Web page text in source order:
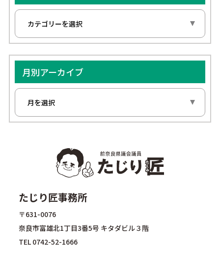
月別アーカイブ
たじり匠事務所
〒631-0076
奈良市富雄北1丁目3番5号 キタダビル３階
TEL 0742-52-1666